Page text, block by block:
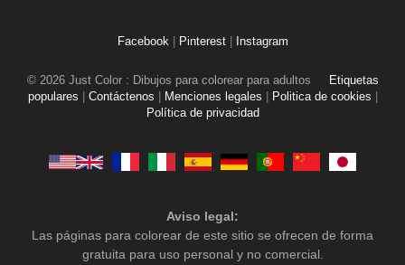
Facebook Pinterest Instagram
© 2026 Just Color : Dibujos para colorear para adultos
Etiquetas
populares
Contáctenos Menciones legales Politica de cookies
Política de privacidad
Aviso legal:
Las páginas para colorear de este sitio se ofrecen de forma
gratuita para uso personal y no comercial.